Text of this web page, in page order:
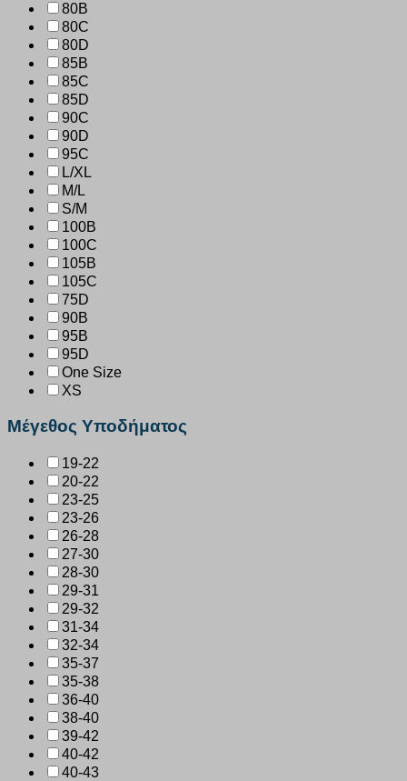
80B
80C
80D
85B
85C
85D
90C
90D
95C
L/XL
M/L
S/M
100B
100C
105B
105C
75D
90B
95B
95D
One Size
XS
Μέγεθος Υποδήματος
19-22
20-22
23-25
23-26
26-28
27-30
28-30
29-31
29-32
31-34
32-34
35-37
35-38
36-40
38-40
39-42
40-42
40-43